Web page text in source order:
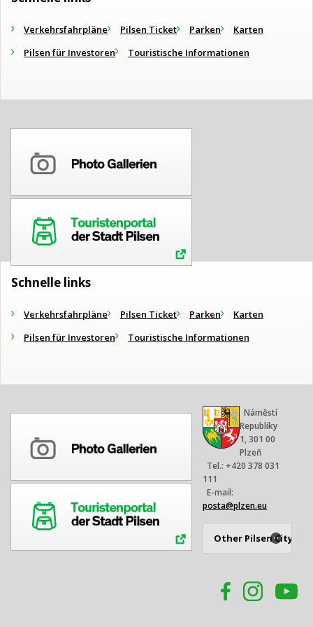
Verkehrsfahrpläne Pilsen Ticket Parken
Karten
Pilsen für Investoren
Touristische Informationen
Schnelle links
Verkehrsfahrpläne Pilsen Ticket Parken
Karten
Pilsen für Investoren
Touristische Informationen
Náměstí
Republiky
1, 301 00
Plzeň
Tel.: +420 378 031
111
E-mail:
posta@plzen.eu